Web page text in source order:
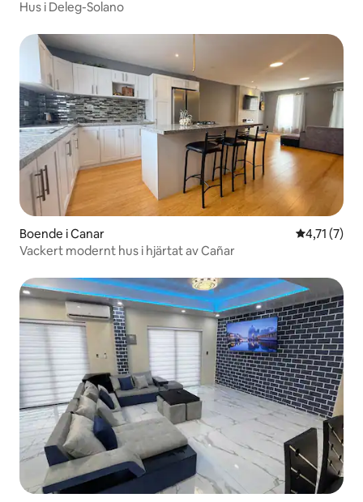
Hus i Deleg-Solano
Boende i Canar 4,71 av 5 i
4,71 (7)
Vackert modernt hus i hjärtat av Cañar